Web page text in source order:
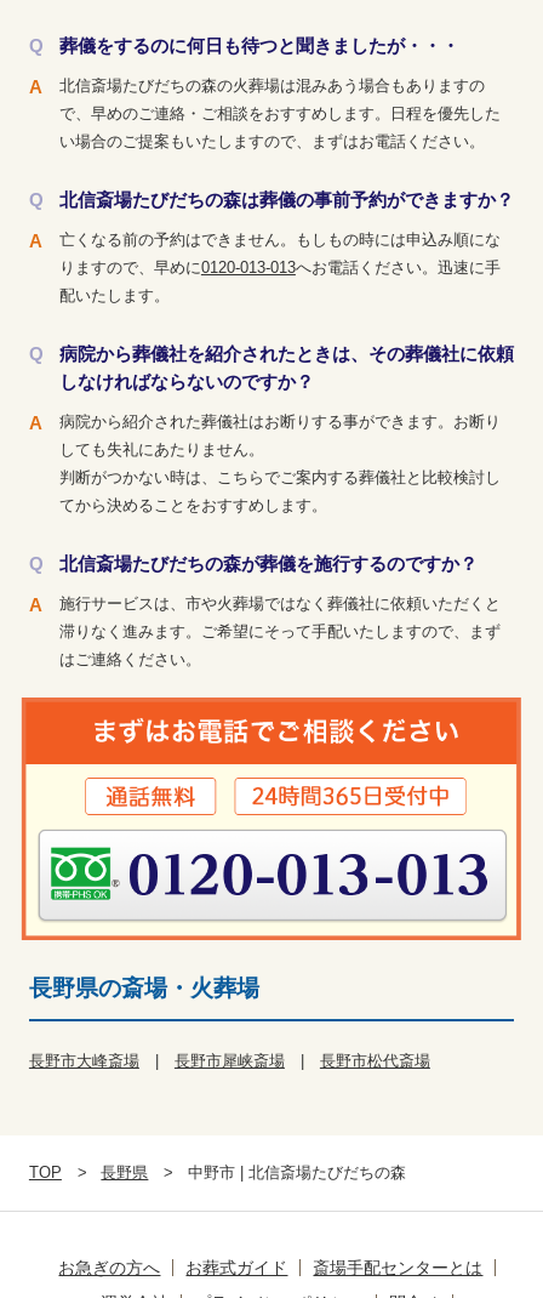
葬儀をするのに何日も待つと聞きましたが・・・
北信斎場たびだちの森の火葬場は混みあう場合もありますの
で、早めのご連絡・ご相談をおすすめします。日程を優先した
い場合のご提案もいたしますので、まずはお電話ください。
北信斎場たびだちの森は葬儀の事前予約ができますか？
亡くなる前の予約はできません。もしもの時には申込み順にな
りますので、早めに0120-013-013へお電話ください。迅速に手
配いたします。
病院から葬儀社を紹介されたときは、その葬儀社に依頼
しなければならないのですか？
病院から紹介された葬儀社はお断りする事ができます。お断り
しても失礼にあたりません。
判断がつかない時は、こちらでご案内する葬儀社と比較検討し
てから決めることをおすすめします。
北信斎場たびだちの森が葬儀を施行するのですか？
施行サービスは、市や火葬場ではなく葬儀社に依頼いただくと
滞りなく進みます。ご希望にそって手配いたしますので、まず
はご連絡ください。
長野県の斎場・火葬場
長野市大峰斎場 長野市犀峡斎場 長野市松代斎場
TOP 長野県 中野市 | 北信斎場たびだちの森
お急ぎの方へ お葬式ガイド
斎場手配センターとは